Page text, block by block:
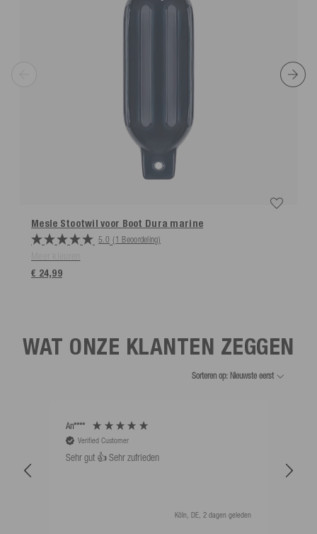
Mesle Stootwil voor Boot Dura marine
5.0 (1 Beoordeling)
€ 24,99
WAT ONZE KLANTEN ZEGGEN
Sorteren op: Nieuwste eerst
An****
Verified Customer
Sehr gut 👍 Sehr zufrieden
Köln, DE, 2 dagen geleden